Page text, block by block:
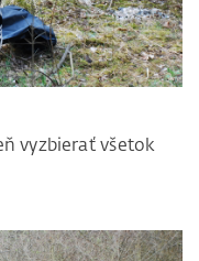
vyzbierať všetok